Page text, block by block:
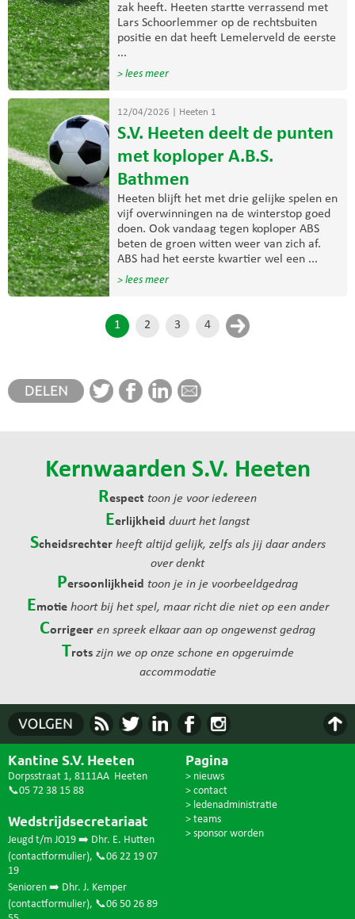
zak heeft. Heeten startte verrassend met
Lars Schoorlemmer op de rechtsbuiten
positie en dat heeft Lemelerveld de eerste
...
> lees meer
12/04/2026 Heeten 1
S.V. Heeten deelt de punten
met koploper A.B.S.
Bathmen
Heeten blijft het met drie gelijke spelen en
vijf overwinningen na de winterstop goed
doen. Ook vandaag tegen koploper ABS
beten de groen witten weer van zich af.
ABS had het eerste kwartier wel een ...
> lees meer
1 2 3 4
Kernwaarden S.V. Heeten
Respect toon je voor iedereen
Eerlijkheid duurt het langst
Scheidsrechter heeft altijd gelijk, zelfs als jij daar anders
over denkt
Persoonlijkheid toon je in je voorbeeldgedrag
Emotie hoort bij het spel, maar richt die niet op een ander
Corrigeer en spreek elkaar aan op ongewenst gedrag
Trots zijn we op onze schone en opgeruimde
accommodatie
Kantine S.V. Heeten
Dorpsstraat 1, 8111AA Heeten
📞05 72 38 15 88
Wedstrijdsecretariaat
Jeugd t/m JO19 ➡️ Dhr. E. Hutten
(contactformulier), 📞06 22 19 07
19
Senioren ➡️ Dhr. J. Kemper
(contactformulier), 📞06 50 26 89
Pagina
> nieuws
> contact
> ledenadministratie
> teams
> sponsor worden